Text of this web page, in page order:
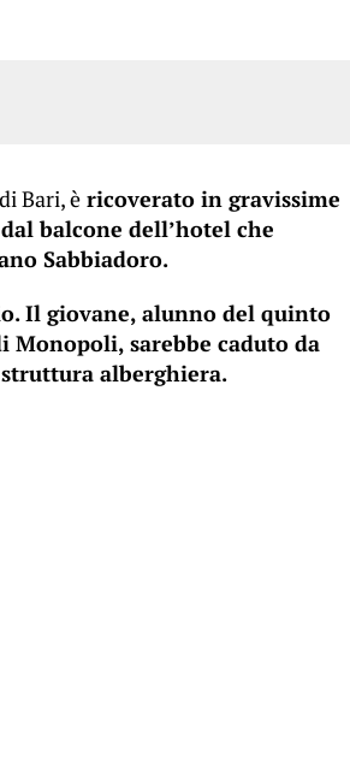
Bari, è ricoverato in gravissime
balcone dell’hotel che
Sabbiadoro.
Il giovane, alunno del quinto
sarebbe caduto da
alberghiera.